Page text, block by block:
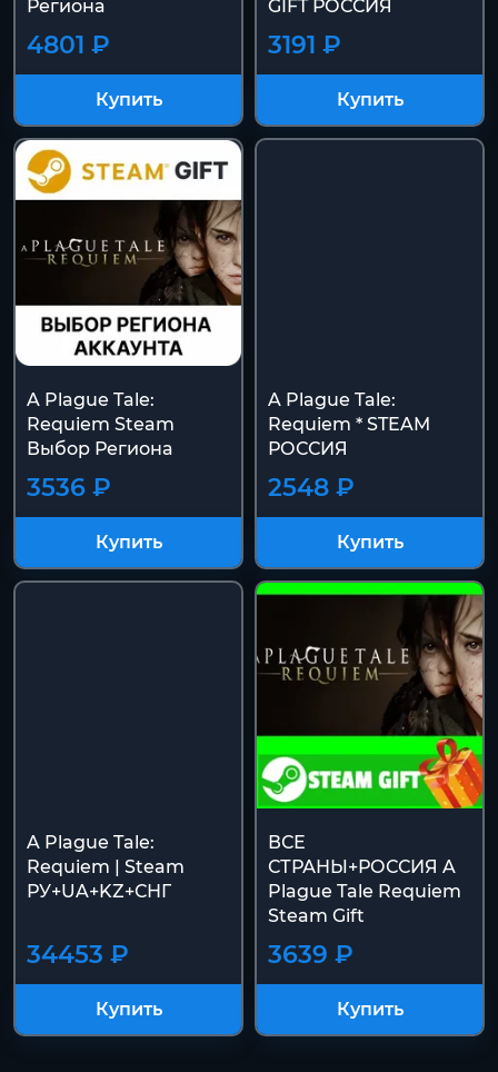
Региона
4801 ₽
Купить
GIFT РОССИЯ
3191 ₽
Купить
A Plague Tale:
Requiem Steam
Выбор Региона
3536 ₽
Купить
A Plague Tale:
Requiem * STEAM
РОССИЯ
2548 ₽
Купить
A Plague Tale:
Requiem | Steam
РУ+UA+KZ+СНГ
34453 ₽
Купить
ВСЕ
СТРАНЫ+РОССИЯ A
Plague Tale Requiem
Steam Gift
3639 ₽
Купить